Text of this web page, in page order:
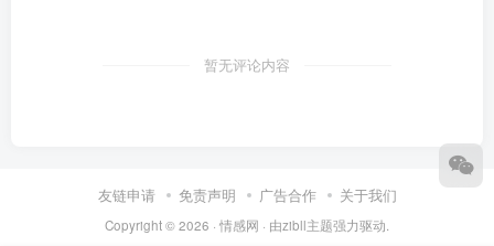
暂无评论内容
友链申请 免责声明 广告合作 关于我们
Copyright © 2026 · 情感网 · 由zibll主题强力驱动.